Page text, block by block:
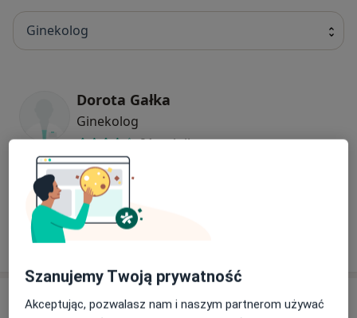
Ginekolog
Dorota Gałka
Ginekolog
21 opinii
Dariusz Komorowski
Ginekolog
Adres
Szanujemy Twoją prywatność
Akceptując, pozwalasz nam i naszym partnerom używać